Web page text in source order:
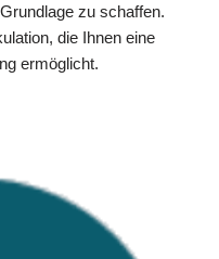
zu schaffen.
die Ihnen eine
ermöglicht.